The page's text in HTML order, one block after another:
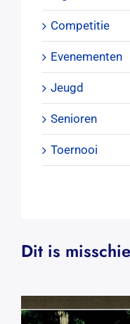
Competitie
Evenementen
Jeugd
Senioren
Toernooi
Dit is